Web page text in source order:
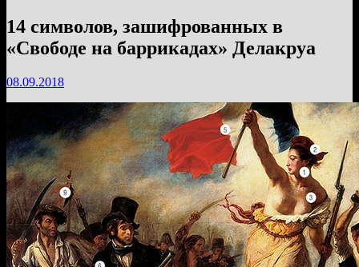
14 cимволов, зашифрованных в
«Свободе на баррикадах» Делакруа
08.09.2018